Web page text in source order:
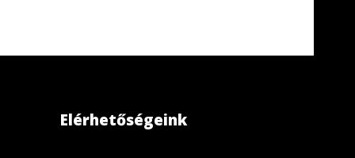
Elérhetőségeink